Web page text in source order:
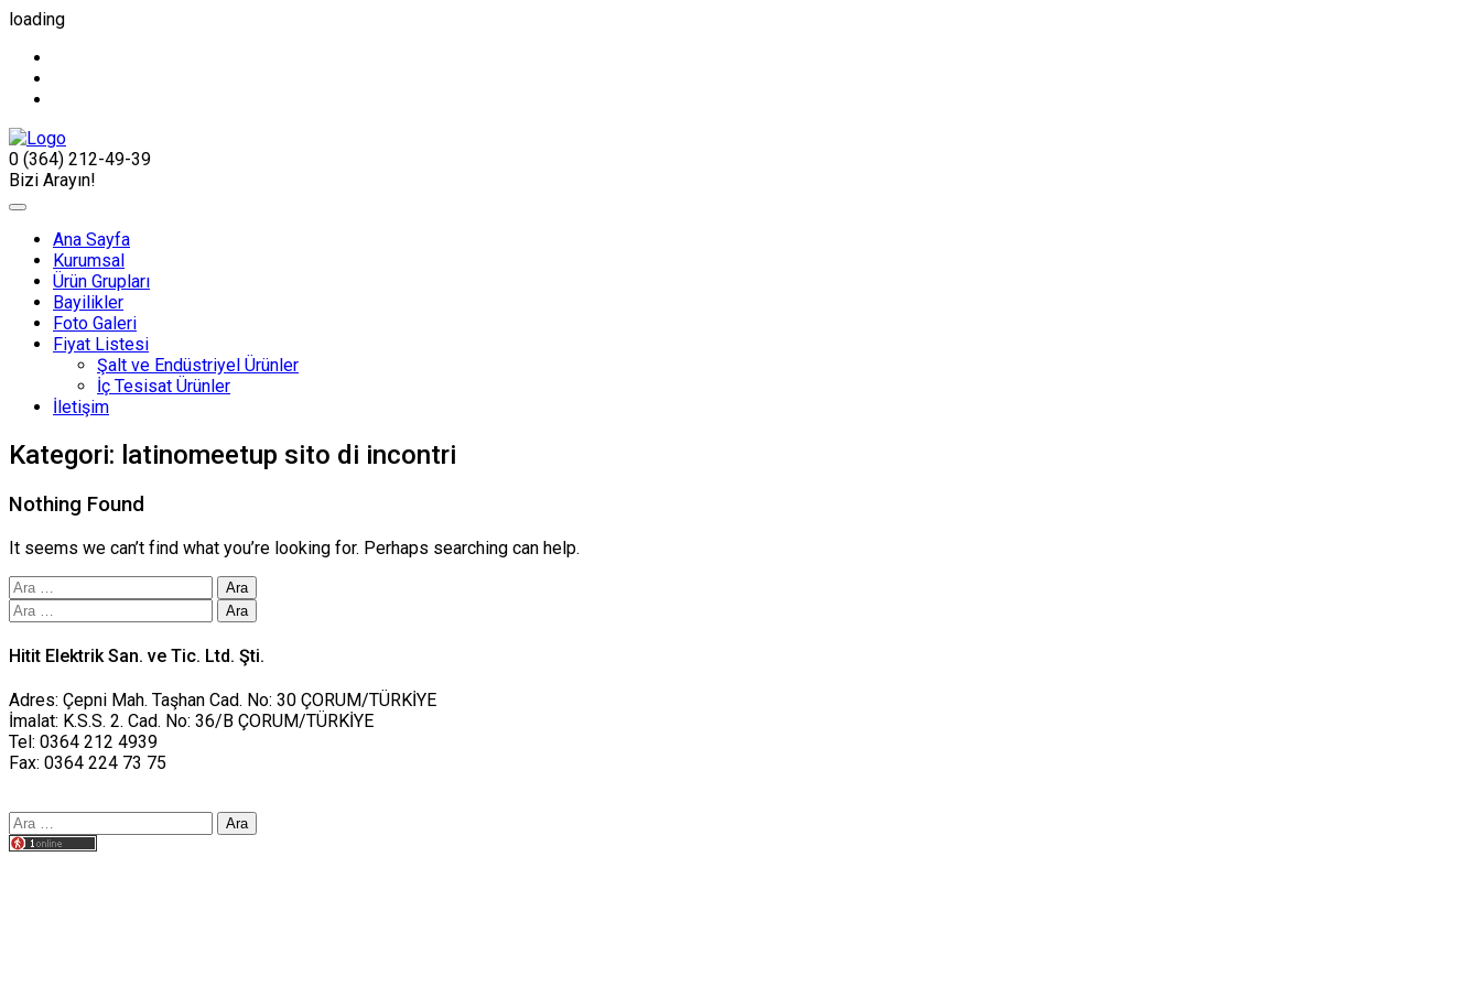
loading
0 (364) 212-49-39
Bizi Arayın!
Ana Sayfa
Kurumsal
Ürün Grupları
Bayilikler
Foto Galeri
Fiyat Listesi
Şalt ve Endüstriyel Ürünler
İç Tesisat Ürünler
İletişim
Kategori: latinomeetup sito di incontri
Nothing Found
It seems we can’t find what you’re looking for. Perhaps searching can help.
Arama:
Arama:
Hitit Elektrik San. ve Tic. Ltd. Şti.
Adres: Çepni Mah. Taşhan Cad. No: 30 ÇORUM/TÜRKİYE
İmalat: K.S.S. 2. Cad. No: 36/B ÇORUM/TÜRKİYE
Tel: 0364 212 4939
Fax: 0364 224 73 75
Arama: